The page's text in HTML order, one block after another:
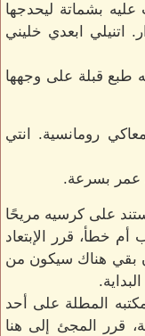
بشماتة ليحدجها
اتنيلي ابعدي خليني
طبع قبلة على وجهها
رومانسية. انتي
عمر بسرعة.
على كرسيه مريحًا
خطأ، قرر الإبتعاد
بقي هناك سيكون من
المطلة على أحد
قرر المجئ إلى هنا